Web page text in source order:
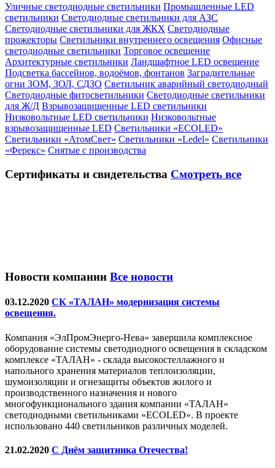
Уличные светодиодные светильники Промышленные LED
светильники Светодиодные светильники для АЗС
Светодиодные светильники для ЖКХ Светодиодные
прожекторы Светильники внутреннего освещения Офисные
светодиодные светильники Торговое освещение
Архитектурные светильники Ландшафтное LED освещение
Подсветка бассейнов, водоёмов, фонтанов Заградительные
огни ЗОМ, ЗОЛ, СДЗО Светильник аварийный светодиодный
Светодиодные фитосветильники Светодиодные светильники
для Ж/Д Взрывозащищенные LED светильники
Низковольтные LED светильники Низковольтные
взрывозащищенные LED Светильники «ECOLED»
Светильники «АтомСвет» Светильники «Ledel» Светильники
«Ферекс» Снятые с производства
Сертификаты и свидетельства Смотреть все
Новости компании Все новости
03.12.2020 СК «ТАЛАН» модернизация системы
освещения.
Компания «ЭлПромЭнерго-Нева» завершила комплексное
оборудование системы светодиодного освещения в складском
комплексе «ТАЛАН» - склада высокостеллажного и
напольного хранения материалов теплоизоляции,
шумоизоляции и огнезащиты объектов жилого и
производственного назначения и нового
многофункционального здания компании «ТАЛАН»
светодиодными светильниками «ECOLED». В проекте
использовано 440 светильников различных моделей.
21.02.2020 С Днём защитника Отечества!